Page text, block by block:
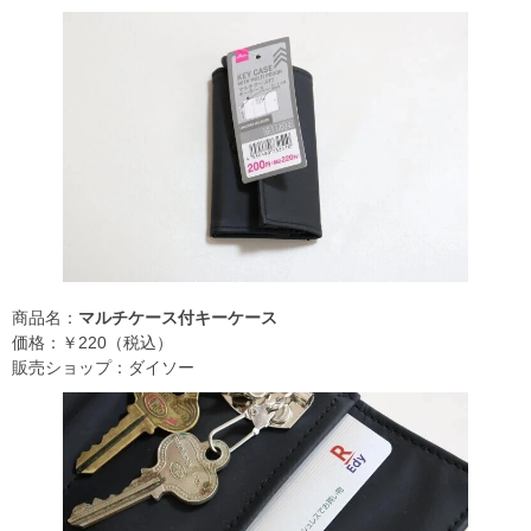
商品名： マルチケース付キーケース
価格：￥220（税込）
販売ショップ：ダイソー